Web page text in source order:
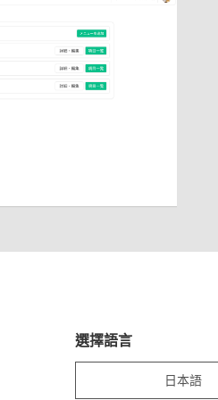
選擇語言
日本語